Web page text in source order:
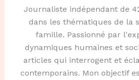
Journaliste indépendant de
dans les thématiques de la
famille. Passionné par
dynamiques humaines et
articles qui interrogent et
contemporains. Mon objectif